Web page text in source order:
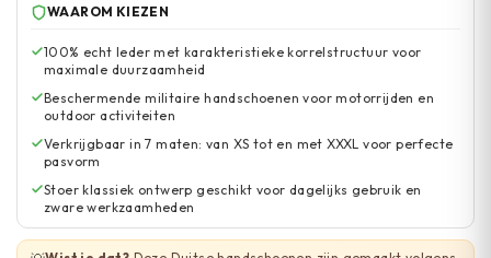
WAAROM KIEZEN
100% echt leder met karakteristieke korrelstructuur voor
maximale duurzaamheid
Beschermende militaire handschoenen voor motorrijden en
outdoor activiteiten
Verkrijgbaar in 7 maten: van XS tot en met XXXL voor perfecte
pasvorm
Stoer klassiek ontwerp geschikt voor dagelijks gebruik en
zware werkzaamheden